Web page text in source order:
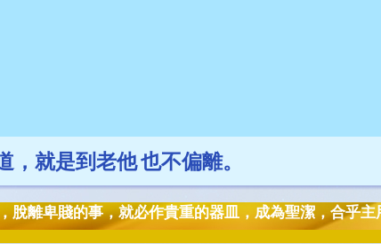
就是到老他 也不偏離。
脫離卑賤的事，就必作貴重的器皿，成為聖潔，合